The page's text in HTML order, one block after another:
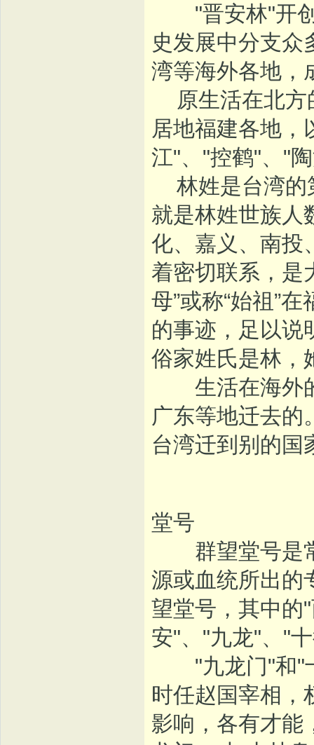
"晋安林"开创
史发展中分支众
湾等海外各地，
原生活在北方
居地福建各地，
江"、"控鹤"、"
林姓是台湾的
就是林姓世族人
化、嘉义、南投
着密切联系，是
母”或称“始祖”
的事迹，足以说
俗家姓氏是林，
生活在海外的
广东等地迁去的
台湾迁到别的国
堂号
群望堂号是常
源或血统所出的
望堂号，其中的
安"、"九龙"、"
"九龙门"和"十
时任赵国宰相，
影响，各有才能